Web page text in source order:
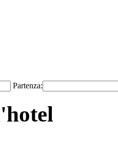
Partenza: